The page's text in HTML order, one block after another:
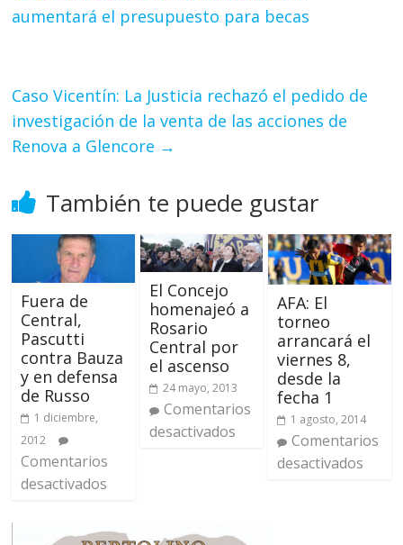
aumentará el presupuesto para becas
Caso Vicentín: La Justicia rechazó el pedido de
investigación de la venta de las acciones de
Renova a Glencore →
También te puede gustar
Fuera de
Central,
Pascutti
contra Bauza
y en defensa
de Russo
1 diciembre,
2012
Comentarios
desactivados
El Concejo
homenajeó a
Rosario
Central por
el ascenso
24 mayo, 2013
Comentarios
desactivados
AFA: El
torneo
arrancará el
viernes 8,
desde la
fecha 1
1 agosto, 2014
Comentarios
desactivados